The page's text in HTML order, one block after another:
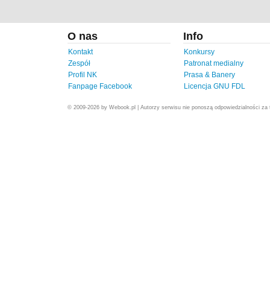
O nas
Kontakt
Zespół
Profil NK
Fanpage Facebook
Info
Konkursy
Patronat medialny
Prasa & Banery
Licencja GNU FDL
© 2009-2026 by Webook.pl | Autorzy serwisu nie ponoszą odpowiedzialności